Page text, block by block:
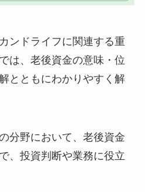
ンドライフに関連する重
は、老後資金の意味・位
とともにわかりやすく解
分野において、老後資金
、投資判断や業務に役立